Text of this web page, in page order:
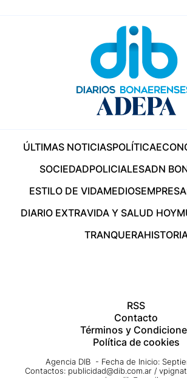
ÚLTIMAS NOTICIASPOLÍTICA
SOCIEDADPOLICIALESADN
ESTILO DE VIDAMEDIOS
DIARIO EXTRAVIDA Y SALUD HOY
TRANQUERA
RSS
Contacto
Términos y
Política de cookies
Agencia DIB - Fecha de Inicio:
Contactos: publicidad@dib.com.ar /